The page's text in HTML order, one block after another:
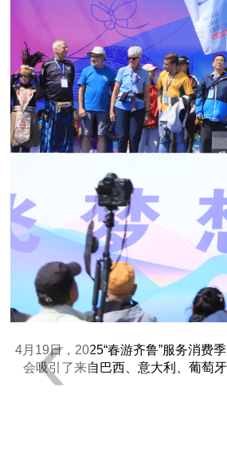
4月19日，2025“春游齐鲁”服务消费
会吸引了来自巴西、意大利、葡萄